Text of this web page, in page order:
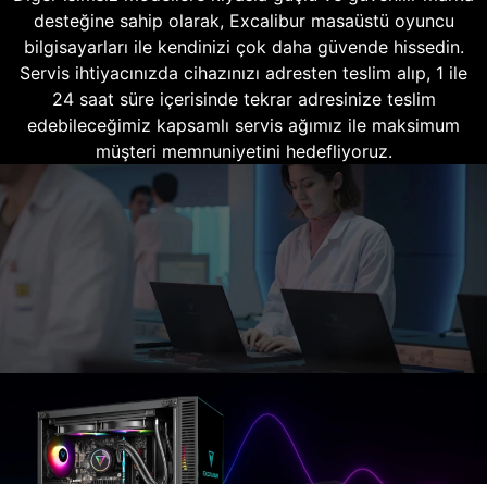
desteğine sahip olarak, Excalibur masaüstü oyuncu
bilgisayarları ile kendinizi çok daha güvende hissedin.
Servis ihtiyacınızda cihazınızı adresten teslim alıp, 1 ile
24 saat süre içerisinde tekrar adresinize teslim
edebileceğimiz kapsamlı servis ağımız ile maksimum
müşteri memnuniyetini hedefliyoruz.